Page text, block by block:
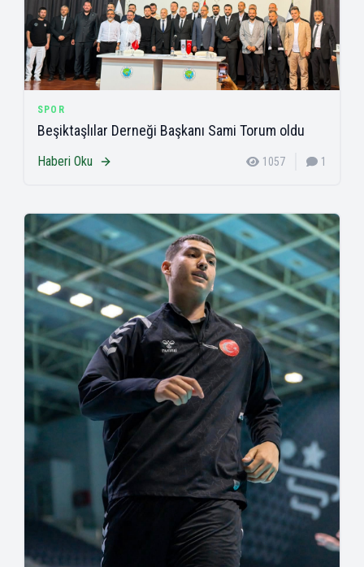
SPOR
Beşiktaşlılar Derneği Başkanı Sami Torum oldu
Haberi Oku 1057 1